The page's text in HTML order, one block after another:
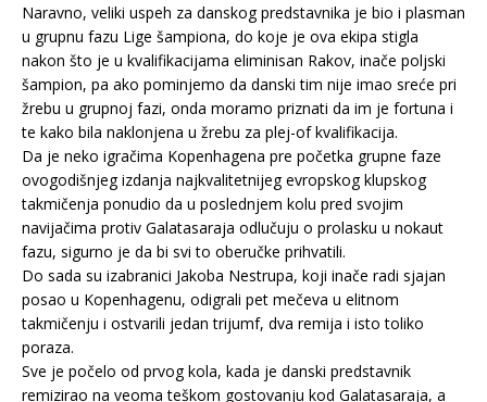
Naravno, veliki uspeh za danskog predstavnika je bio i plasman
u grupnu fazu Lige šampiona, do koje je ova ekipa stigla
nakon što je u kvalifikacijama eliminisan Rakov, inače poljski
šampion, pa ako pominjemo da danski tim nije imao sreće pri
žrebu u grupnoj fazi, onda moramo priznati da im je fortuna i
te kako bila naklonjena u žrebu za plej-of kvalifikacija.
Da je neko igračima Kopenhagena pre početka grupne faze
ovogodišnjeg izdanja najkvalitetnijeg evropskog klupskog
takmičenja ponudio da u poslednjem kolu pred svojim
navijačima protiv Galatasaraja odlučuju o prolasku u nokaut
fazu, sigurno je da bi svi to oberučke prihvatili.
Do sada su izabranici Jakoba Nestrupa, koji inače radi sjajan
posao u Kopenhagenu, odigrali pet mečeva u elitnom
takmičenju i ostvarili jedan trijumf, dva remija i isto toliko
poraza.
Sve je počelo od prvog kola, kada je danski predstavnik
remizirao na veoma teškom gostovanju kod Galatasaraja, a